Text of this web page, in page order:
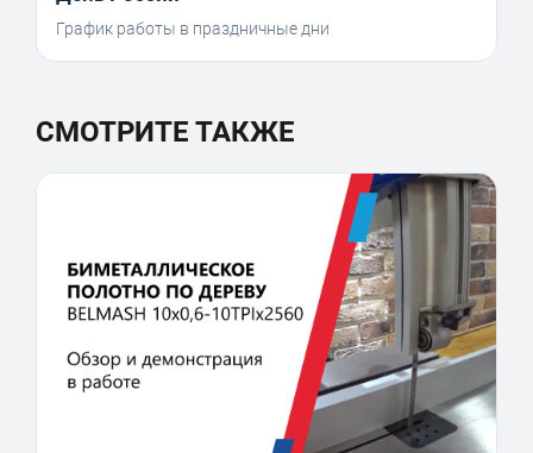
График работы в праздничные дни
СМОТРИТЕ ТАКЖЕ